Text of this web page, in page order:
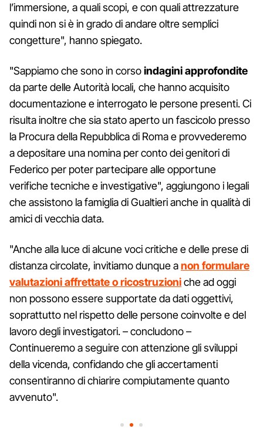
l’immersione, a quali scopi, e con quali attrezzature
quindi non si è in grado di andare oltre semplici
congetture", hanno spiegato.
"Sappiamo che sono in corsoindagini approfondite
da parte delle Autorità locali, che hanno acquisito
documentazione e interrogato le persone presenti. Ci
risulta inoltre che sia stato aperto un fascicolo presso
la Procura della Repubblica di Roma e provvederemo
a depositare una nomina per conto dei genitori di
Federico per poter partecipare alle opportune
verifiche tecniche e investigative", aggiungono i legali
che assistono la famiglia di Gualtieri anche in qualità di
amici di vecchia data.
"Anche alla luce di alcune voci critiche e delle prese di
distanza circolate, invitiamo dunque anon formulare
valutazioni affrettate o ricostruzioniche ad oggi
non possono essere supportate da dati oggettivi,
soprattutto nel rispetto delle persone coinvolte e del
lavoro degli investigatori. – concludono –
Continueremo a seguire con attenzione gli sviluppi
della vicenda, confidando che gli accertamenti
consentiranno di chiarire compiutamente quanto
avvenuto".